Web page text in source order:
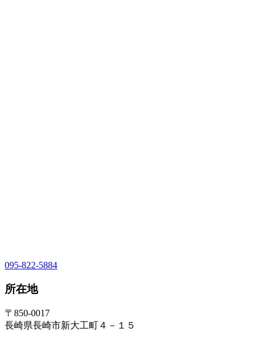
095-822-5884
所在地
〒850-0017
長崎県長崎市新大工町４－１５